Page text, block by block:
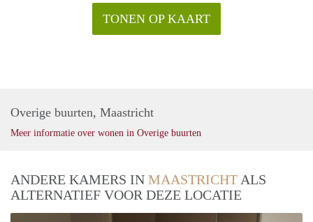
TONEN OP KAART
Overige buurten, Maastricht
Meer informatie over wonen in Overige buurten
ANDERE KAMERS IN MAASTRICHT ALS
ALTERNATIEF VOOR DEZE LOCATIE